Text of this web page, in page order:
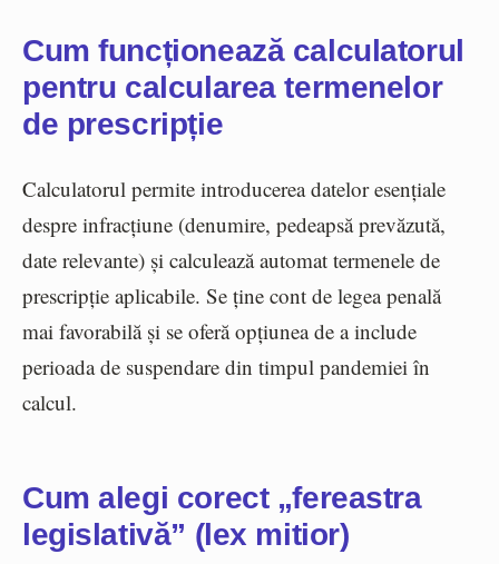
Cum funcționează calculatorul
pentru calcularea termenelor
de prescripție
Calculatorul permite introducerea datelor esențiale
despre infracțiune (denumire, pedeapsă prevăzută,
date relevante) și calculează automat termenele de
prescripție aplicabile. Se ține cont de legea penală
mai favorabilă și se oferă opțiunea de a include
perioada de suspendare din timpul pandemiei în
calcul.
Cum alegi corect „fereastra
legislativă” (lex mitior)